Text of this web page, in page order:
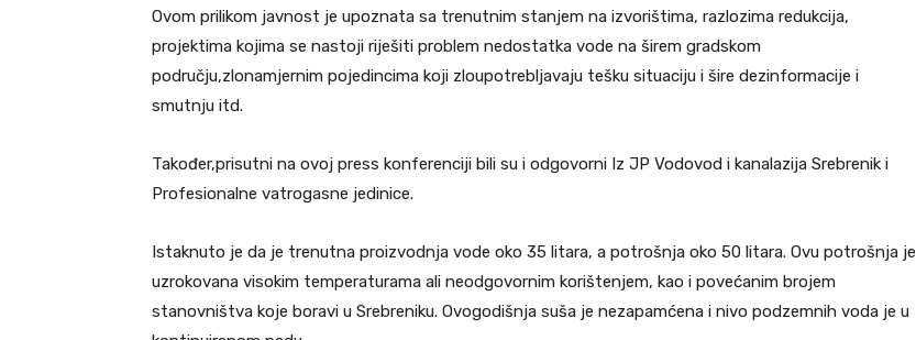
Ovom prilikom javnost je upoznata sa trenutnim stanjem na izvorištima, razlozima redukcija,
projektima kojima se nastoji riješiti problem nedostatka vode na širem gradskom
području,zlonamjernim pojedincima koji zloupotrebljavaju tešku situaciju i šire dezinformacije i
smutnju itd.
Također,prisutni na ovoj press konferenciji bili su i odgovorni Iz JP Vodovod i kanalazija Srebrenik i
Profesionalne vatrogasne jedinice.
Istaknuto je da je trenutna proizvodnja vode oko 35 litara, a potrošnja oko 50 litara. Ovu potrošnja je
uzrokovana visokim temperaturama ali neodgovornim korištenjem, kao i povećanim brojem
stanovništva koje boravi u Srebreniku. Ovogodišnja suša je nezapamćena i nivo podzemnih voda je u